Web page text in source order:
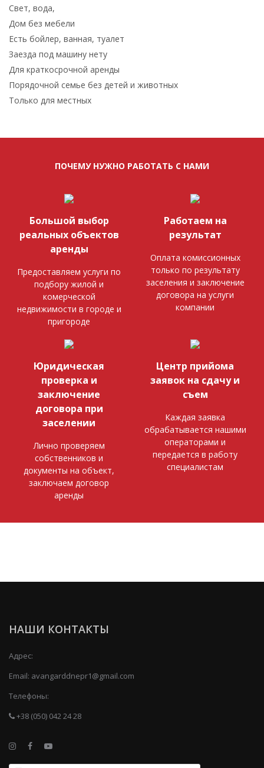
Свет, вода,
Дом без мебели
Есть бойлер, ванная, туалет
Заезда под машину нету
Для краткосрочной аренды
Порядочной семье без детей и животных
Только для местных
ПОЧЕМУ НУЖНО РАБОТАТЬ С НАМИ
Большой выбор
реальных объектов
аренды
Предоставляем услуги по
подбору жилой и
комерческой
недвижимости в городе и
пригороде
Работаем на
результат
Оплата комиссионных
только по результату
заселения и заключение
договора на услуги
компании
Юридическая
проверка и
заключение
договора при
заселении
Лично проверяем
собственников и
документы на объект,
заключаем договор
аренды
Центр прийома
заявок на сдачу и
съем
Каждая заявка
обрабатывается нашими
операторами и
передается в работу
специалистам
НАШИ КОНТАКТЫ
Адрес:
Email: avangarddnepr1@gmail.com
Телефоны:
+38 (050) 042 24 28